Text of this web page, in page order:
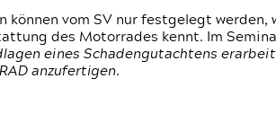
können vom SV nur festgelegt
des Motorrades kennt. Im
eines Schadengutachtens
anzufertigen.